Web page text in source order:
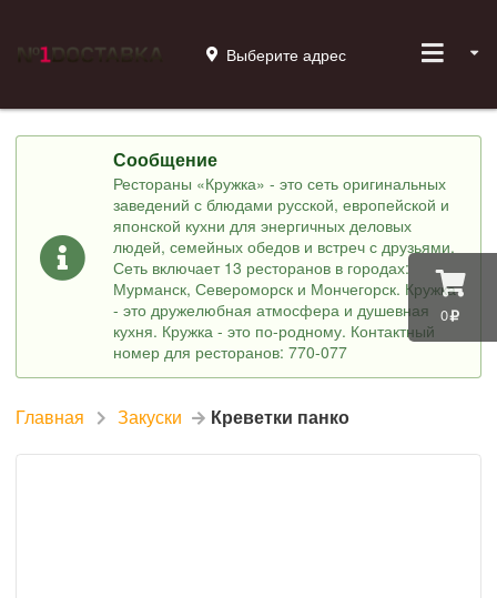
0
Выберите адрес
Сообщение
Рестораны «Кружка» - это сеть оригинальных
заведений с блюдами русской, европейской и
японской кухни для энергичных деловых
людей, семейных обедов и встреч с друзьями.
Сеть включает 13 ресторанов в городах:
Мурманск, Североморск и Мончегорск. Кружка
- это дружелюбная атмосфера и душевная
кухня. Кружка - это по-родному. Контактный
номер для ресторанов: 770-077
Главная Закуски Креветки панко